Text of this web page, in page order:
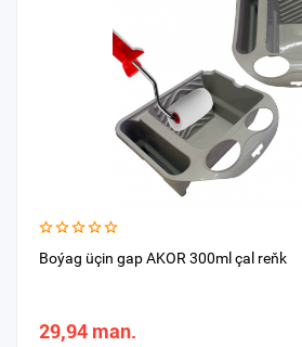
Boýag üçin gap AKOR 300ml çal reňk
29,94 man.